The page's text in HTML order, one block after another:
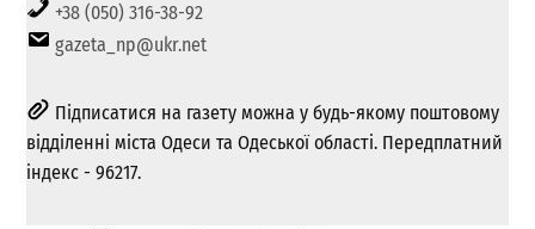
+38 (050) 316-38-92
gazeta_np@ukr.net
Підписатися на газету можна у будь-якому поштовому
відділенні міста Одеси та Одеської області. Передплатний
індекс - 96217.